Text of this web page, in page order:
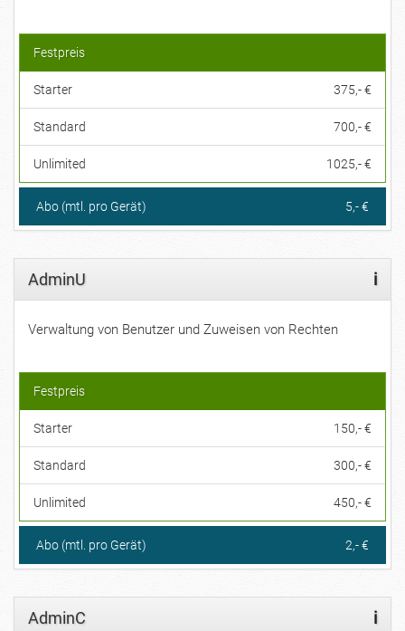
Festpreis
Starter 375,- €
Standard 700,- €
Unlimited 1025,- €
Abo (mtl. pro Gerät) 5,- €
AdminU i
Verwaltung von Benutzer und Zuweisen von Rechten
Festpreis
Starter 150,- €
Standard 300,- €
Unlimited 450,- €
Abo (mtl. pro Gerät) 2,- €
AdminC i